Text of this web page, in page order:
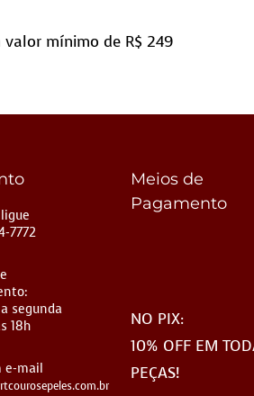
mínimo de R$ 249
7772
segunda
18h
e-mail
Meios de
Pagamento
NO PIX:
10% OFF EM
PEÇAS!